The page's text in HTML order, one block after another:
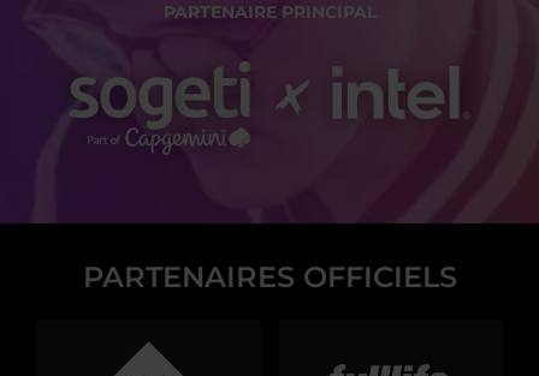
PARTENAIRE PRINCIPAL
PARTENAIRES OFFICIELS